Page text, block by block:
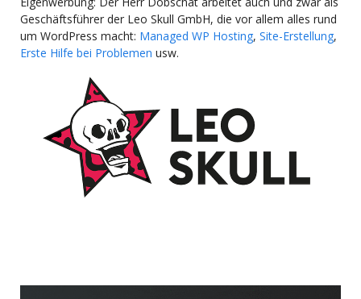
Geschäftsführer der Leo Skull GmbH, die vor allem alles rund
um WordPress macht: Managed WP Hosting, Site-Erstellung,
Erste Hilfe bei Problemen usw.